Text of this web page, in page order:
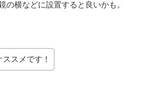
の横などに設置すると良いかも。
スメです！